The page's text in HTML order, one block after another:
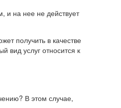
и на нее не действует
получить в качестве
вид услуг относится к
В этом случае,